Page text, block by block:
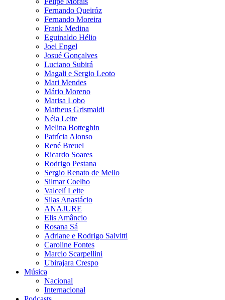
Fernando Queiróz
Fernando Moreira
Frank Medina
Eguinaldo Hélio
Joel Engel
Josué Gonçalves
Luciano Subirá
Magali e Sergio Leoto
Mari Mendes
Mário Moreno
Marisa Lobo
Matheus Grismaldi
Néia Leite
Melina Botteghin
Patrícia Alonso
René Breuel
Ricardo Soares
Rodrigo Pestana
Sergio Renato de Mello
Silmar Coelho
Valcelí Leite
Silas Anastácio
ANAJURE
Elis Amâncio
Rosana Sá
Adriane e Rodrigo Salvitti
Caroline Fontes
Marcio Scarpellini
Ubirajara Crespo
Música
Nacional
Internacional